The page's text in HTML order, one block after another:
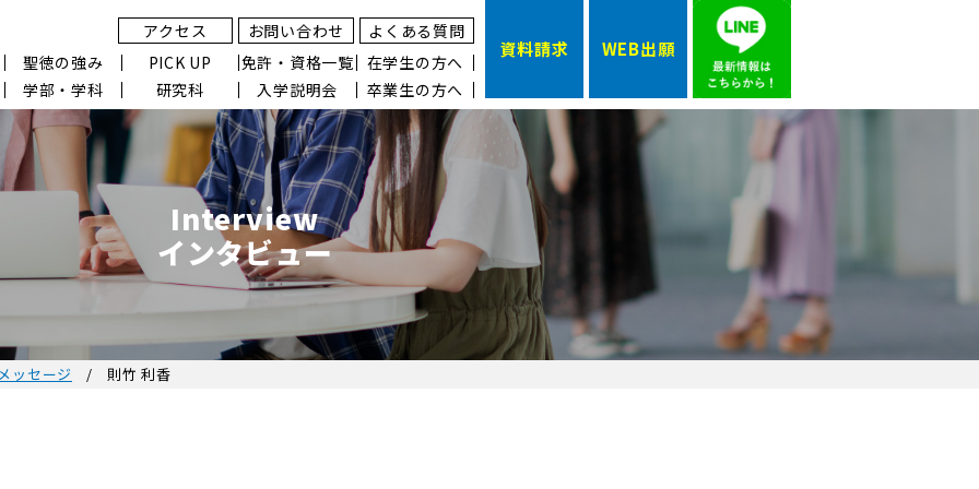
アクセス お問い合わせ
よくある質問
聖徳の強み
PICK UP 免許・資格一覧
在学生の方へ
学部・学科
研究科 入学説明会 卒業生の方へ
資料請求 WEB出願
Interview
インタビュー
ッセージ 則竹 利香